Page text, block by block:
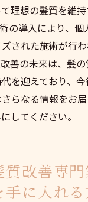
理想の髪質を維
の導入により、
された施術が行
善の未来は、髪
を迎えており、
らなる情報をお
してください。
質改善専
に入れる